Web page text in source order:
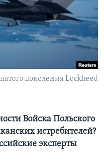
поколения Lockheed
Войска Польского
истребителей?
эксперты